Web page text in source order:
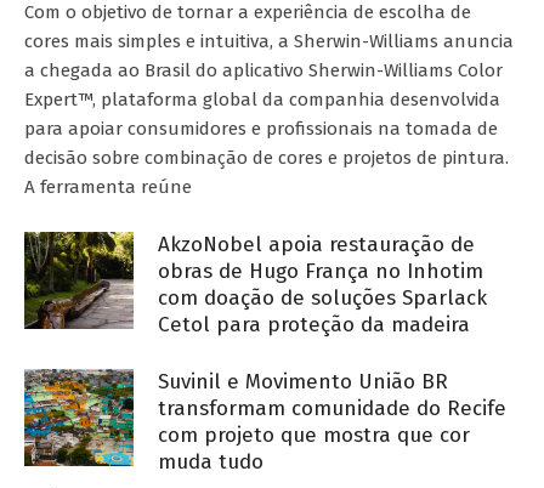
Com o objetivo de tornar a experiência de escolha de
cores mais simples e intuitiva, a Sherwin-Williams anuncia
a chegada ao Brasil do aplicativo Sherwin-Williams Color
Expert™, plataforma global da companhia desenvolvida
para apoiar consumidores e profissionais na tomada de
decisão sobre combinação de cores e projetos de pintura.
A ferramenta reúne
AkzoNobel apoia restauração de
obras de Hugo França no Inhotim
com doação de soluções Sparlack
Cetol para proteção da madeira
Suvinil e Movimento União BR
transformam comunidade do Recife
com projeto que mostra que cor
muda tudo